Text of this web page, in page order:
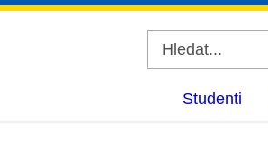
Studenti